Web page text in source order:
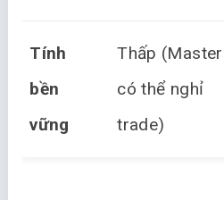
Tính
bền
vững
Thấp (Master
có thể nghỉ
trade)